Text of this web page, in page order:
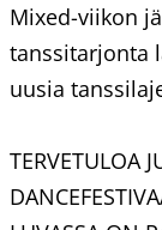
Mixed-viikon
tanssitarjonta
uusia
TERVETULOA